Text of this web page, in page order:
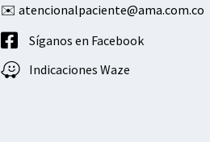
✉️ atencionalpaciente@ama.com.co
Síganos en Facebook
Indicaciones Waze